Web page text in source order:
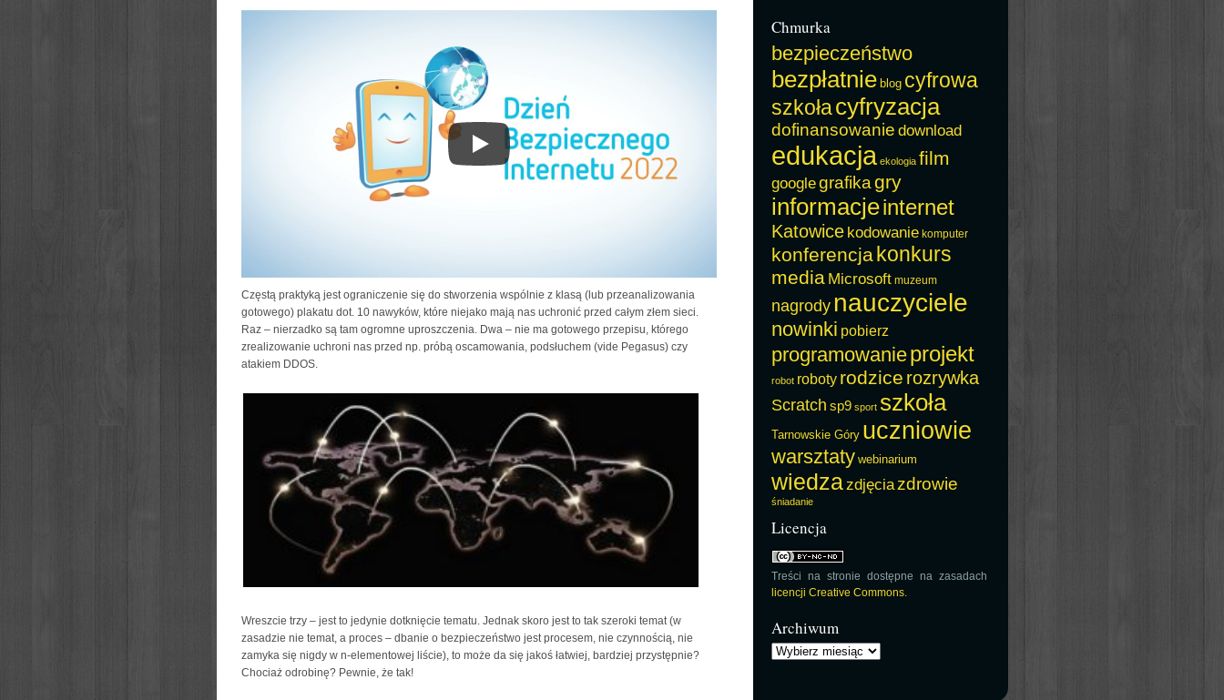
Częstą praktyką jest ograniczenie się do stworzenia wspólnie z klasą (lub przeanalizowania
gotowego) plakatu dot. 10 nawyków, które niejako mają nas uchronić przed całym złem sieci.
Raz – nierzadko są tam ogromne uproszczenia. Dwa – nie ma gotowego przepisu, którego
zrealizowanie uchroni nas przed np. próbą oscamowania, podsłuchem (vide Pegasus) czy
atakiem DDOS.
Wreszcie trzy – jest to jedynie dotknięcie tematu. Jednak skoro jest to tak szeroki temat (w
zasadzie nie temat, a proces – dbanie o bezpieczeństwo jest procesem, nie czynnością, nie
zamyka się nigdy w n-elementowej liście), to może da się jakoś łatwiej, bardziej przystępnie?
Chociaż odrobinę? Pewnie, że tak!
Chmurka
bezpieczeństwo
bezpłatnie blog cyfrowa
szkołacyfryzacja
dofinansowanie download
edukacja ekologia film
googlegrafikagry
informacjeinternet
Katowice kodowanie komputer
konferencjakonkurs
media Microsoft muzeum
nagrody nauczyciele
nowinki pobierz
programowanieprojekt
robot roboty rodzice rozrywka
Scratch sp9 sport szkoła
Tarnowskie Góry uczniowie
warsztaty webinarium
wiedzazdjęcia zdrowie
śniadanie
Licencja
Treści na stronie dostępne na zasadach
licencji Creative Commons.
Archiwum
Archiwum